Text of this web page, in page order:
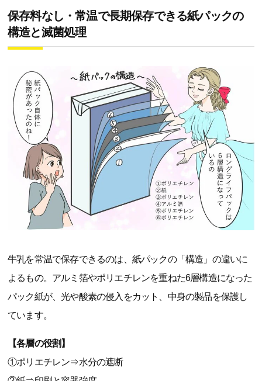
保存料なし・常温で長期保存できる紙パックの
構造と滅菌処理
牛乳を常温で保存できるのは、紙パックの「構造」の違いに
よるもの。アルミ箔やポリエチレンを重ねた6層構造になった
パック紙が、光や酸素の侵入をカット、中身の製品を保護し
ています。
【各層の役割】
①ポリエチレン⇒水分の遮断